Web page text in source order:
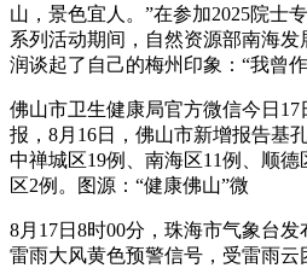
山，景色宜人。”在参加2025院士
系列活动期间，自然资源部南海
润谈起了自己的梅州印象：“我曾
佛山市卫生健康局官方微信今日
报，8月16日，佛山市新增报告基
中禅城区19例、南海区11例、顺
区2例。图源：“健康佛山”微
8月17日8时00分，珠海市气象台
雷雨大风黄色预警信号，受雷雨